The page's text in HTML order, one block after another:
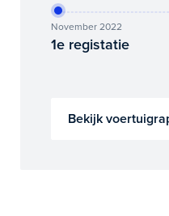
November 2022
1e registatie
Bekijk